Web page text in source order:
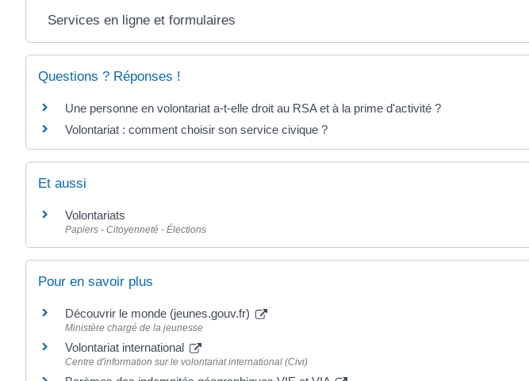
Services en ligne et formulaires
Questions ? Réponses !
Une personne en volontariat a-t-elle droit au RSA et à la prime d'activité ?
Volontariat : comment choisir son service civique ?
Et aussi
Volontariats
Papiers - Citoyenneté - Élections
Pour en savoir plus
Découvrir le monde (jeunes.gouv.fr)
Ministère chargé de la jeunesse
Volontariat international
Centre d'information sur le volontariat international (Civi)